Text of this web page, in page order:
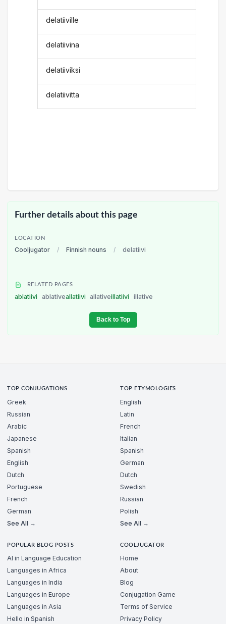
delatiiville
delatiivina
delatiiviksi
delatiivitta
Further details about this page
LOCATION
Cooljugator / Finnish nouns / delatiivi
RELATED PAGES
ablatiivi ablativeallatiivi allativeillatiivi illative
Back to Top
TOP CONJUGATIONS
Greek
Russian
Arabic
Japanese
Spanish
English
Dutch
Portuguese
French
German
See All →
TOP ETYMOLOGIES
English
Latin
French
Italian
Spanish
German
Dutch
Swedish
Russian
Polish
See All →
POPULAR BLOG POSTS
AI in Language Education
Languages in Africa
Languages in India
Languages in Europe
Languages in Asia
Hello in Spanish
COOLJUGATOR
Home
About
Blog
Conjugation Game
Terms of Service
Privacy Policy